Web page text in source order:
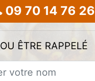
09 70 14 76 26
OU ÊTRE RAPPELÉ